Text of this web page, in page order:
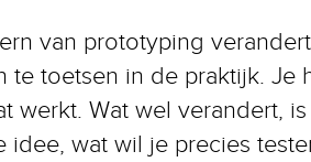
van prototyping
te toetsen in de praktijk.
werkt. Wat wel verandert,
idee, wat wil je precies